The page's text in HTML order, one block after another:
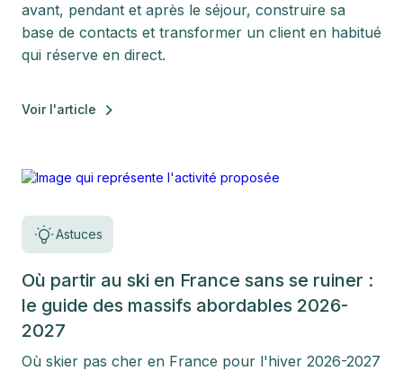
avant, pendant et après le séjour, construire sa
base de contacts et transformer un client en habitué
qui réserve en direct.
Voir l'article
Astuces
Où partir au ski en France sans se ruiner :
le guide des massifs abordables 2026-
2027
Où skier pas cher en France pour l'hiver 2026-2027